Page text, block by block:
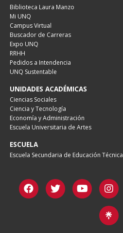
Biblioteca Laura Manzo
Mi UNQ
Campus Virtual
Buscador de Carreras
Expo UNQ
RRHH
Pedidos a Intendencia
UNQ Sustentable
UNIDADES ACADÉMICAS
Ciencias Sociales
Ciencia y Tecnología
Economía y Administración
Escuela Universitaria de Artes
ESCUELA
Escuela Secundaria de Educación Técnica